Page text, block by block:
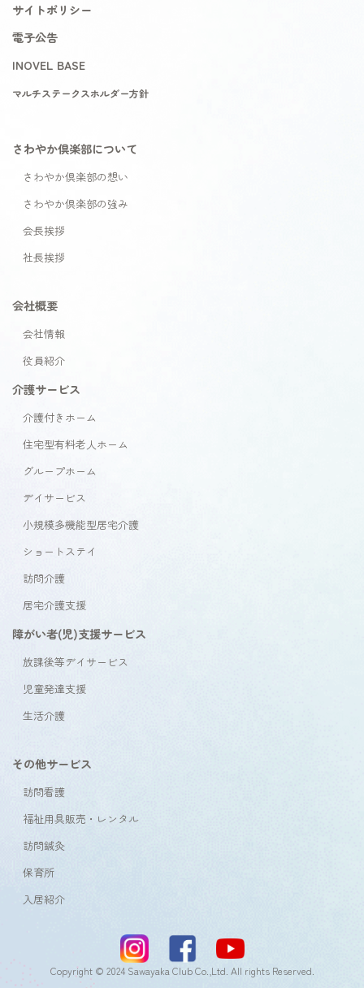
サイトポリシー
電子公告
INOVEL BASE
マルチステークスホルダー方針
さわやか倶楽部について
さわやか倶楽部の想い
さわやか倶楽部の強み
会長挨拶
社長挨拶
会社概要
会社情報
役員紹介
介護サービス
介護付きホーム
住宅型有料老人ホーム
グループホーム
デイサービス
小規模多機能型居宅介護
ショートステイ
訪問介護
居宅介護支援
障がい者(児)支援サービス
放課後等デイサービス
児童発達支援
生活介護
その他サービス
訪問看護
福祉用具販売・レンタル
訪問鍼灸
保育所
入居紹介
Copyright © 2024 Sawayaka Club Co.,Ltd. All rights Reserved.